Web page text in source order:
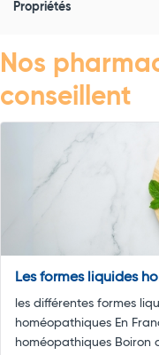
Propriétés
Nos
conseillent
Les formes liquides
les différentes formes
homéopathiques En
homéopathiques Boiron